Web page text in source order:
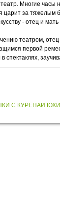
Многие
царит за
- отец и
театром,
первой
спектаклях,
С КУРЕНАИ ЮХИ